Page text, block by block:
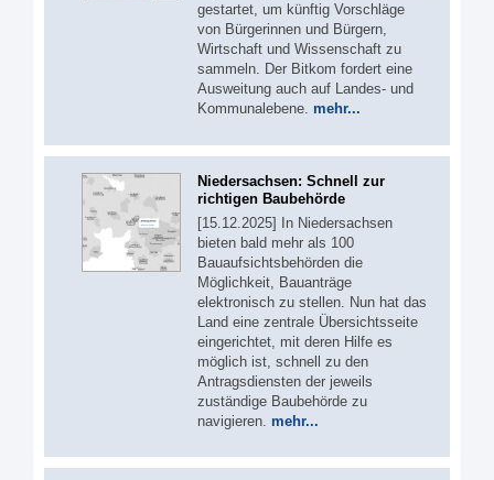
gestartet, um künftig Vorschläge
von Bürgerinnen und Bürgern,
Wirtschaft und Wissenschaft zu
sammeln. Der Bitkom fordert eine
Ausweitung auch auf Landes- und
Kommunalebene. mehr...
Niedersachsen: Schnell zur
richtigen Baubehörde
[15.12.2025] In Niedersachsen
bieten bald mehr als 100
Bauaufsichtsbehörden die
Möglichkeit, Bauanträge
elektronisch zu stellen. Nun hat das
Land eine zentrale Übersichtsseite
eingerichtet, mit deren Hilfe es
möglich ist, schnell zu den
Antragsdiensten der jeweils
zuständige Baubehörde zu
navigieren. mehr...